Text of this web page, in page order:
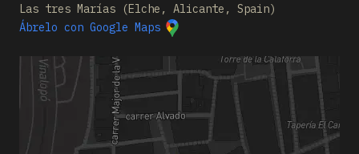
Las tres Marías (Elche, Alicante, Spain)
Ábrelo con Google Maps